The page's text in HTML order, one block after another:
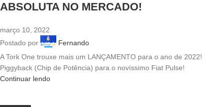
ABSOLUTA NO MERCADO!
março 10, 2022
Postado por
Fernando
A Tork One trouxe mais um LANÇAMENTO para o ano de 2022!
Piggyback (Chip de Potência) para o novíssimo Fiat Pulse!
Continuar lendo